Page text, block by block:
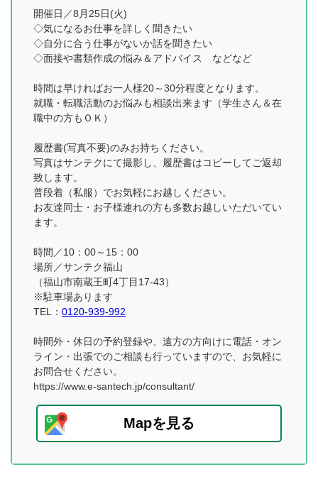
開催日／8月25日(火)
◇気になるお仕事を詳しく聞きたい
◇自分に合う仕事がないか話を聞きたい
◇面接や書類作成の悩み＆アドバイス などなど
時間は早ければお一人様20～30分程度となります。
就職・転職活動のお悩みも相談出来ます（学生さん＆在
職中の方もＯＫ）
履歴書(写真不要)のみお持ちください。
写真はサンテクにて撮影し、履歴書はコピーしてご返却
致します。
普段着（私服）でお気軽にお越しください。
お友達同士・お子様連れの方も多数お越しいただいてい
ます。
時間／10：00～15：00
場所／サンテク福山
（福山市南蔵王町4丁目17-43）
※駐車場あります
TEL： 0120-939-992
時間外・休日の予約登録や、遠方の方向けに電話・オン
ライン・出張でのご相談も行っていますので、お気軽に
お問合せください。
https://www.e-santech.jp/consultant/
Mapを見る